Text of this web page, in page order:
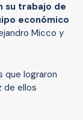
su trabajo de
económico
Micco y
que lograron
de ellos